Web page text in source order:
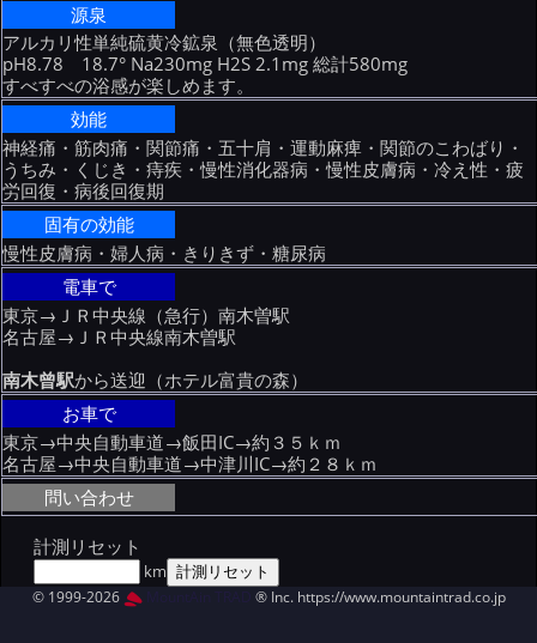
源泉
アルカリ性単純硫黄冷鉱泉（無色透明）
pH8.78 18.7° Na230mg H2S 2.1mg 総計580mg
すべすべの浴感が楽しめます。
効能
神経痛・筋肉痛・関節痛・五十肩・運動麻痺・関節のこわばり・
うちみ・くじき・痔疾・慢性消化器病・慢性皮膚病・冷え性・疲
労回復・病後回復期
固有の効能
慢性皮膚病・婦人病・きりきず・糖尿病
電車で
東京→ＪＲ中央線（急行）南木曽駅
名古屋→ＪＲ中央線南木曽駅
南木曾駅から送迎（ホテル富貴の森）
お車で
東京→中央自動車道→飯田IC→約３５ｋｍ
名古屋→中央自動車道→中津川IC→約２８ｋｍ
問い合わせ
計測リセット
km
© 1999-2026 MountAin TRAD ® Inc. https://www.mountaintrad.co.jp